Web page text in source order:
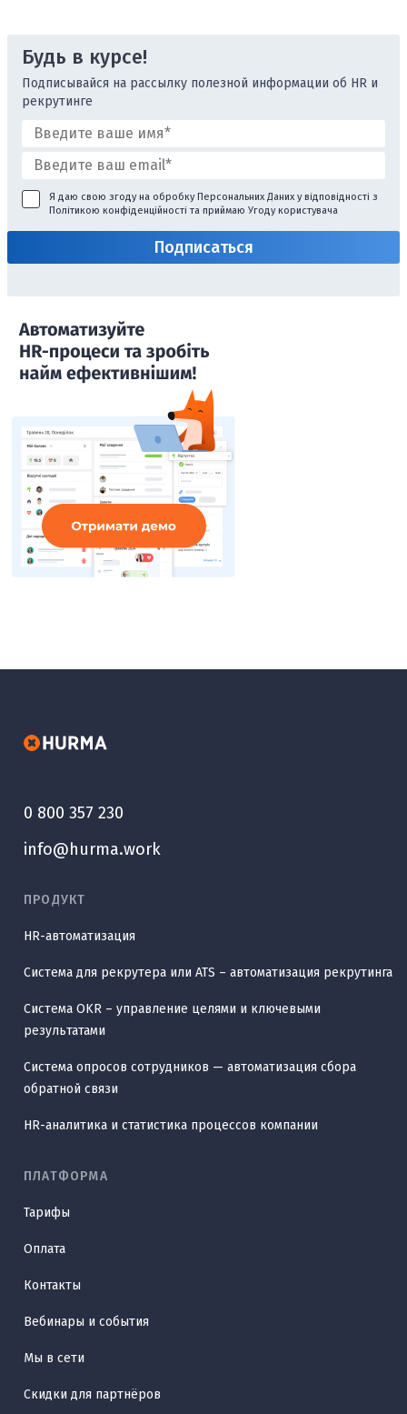
Будь в курсе!
Подписывайся на рассылку полезной информации об HR и
рекрутинге
Я даю свою згоду на обробку Персональних Даних у відповідності з
Політикою конфіденційності та приймаю Угоду користувача
0 800 357 230
info@hurma.work
ПРОДУКТ
HR-автоматизация
Система для рекрутера или ATS – автоматизация рекрутинга
Система OKR – управление целями и ключевыми
результатами
Система опросов сотрудников — автоматизация сбора
обратной связи
HR-аналитика и статистика процессов компании
ПЛАТФОРМА
Тарифы
Оплата
Контакты
Вебинары и события
Мы в сети
Скидки для партнёров